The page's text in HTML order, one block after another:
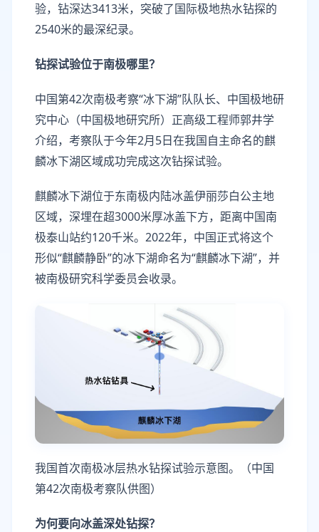
验，钻深达3413米，突破了国际极地热水钻探的
2540米的最深纪录。
钻探试验位于南极哪里？
中国第42次南极考察“冰下湖”队队长、中国极地研
究中心（中国极地研究所）正高级工程师郭井学
介绍，考察队于今年2月5日在我国自主命名的麒
麟冰下湖区域成功完成这次钻探试验。
麒麟冰下湖位于东南极内陆冰盖伊丽莎白公主地
区域，深埋在超3000米厚冰盖下方，距离中国南
极泰山站约120千米。2022年，中国正式将这个
形似“麒麟静卧”的冰下湖命名为“麒麟冰下湖”，并
被南极研究科学委员会收录。
我国首次南极冰层热水钻探试验示意图。（中国
第42次南极考察队供图）
为何要向冰盖深处钻探？